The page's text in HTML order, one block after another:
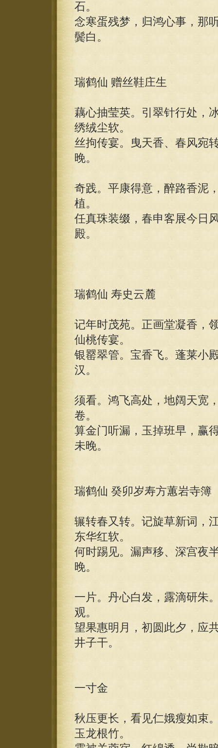
石。
念寒蛋残梦，归鸿心事，那
鬓白。
瑞鹤仙 赠丝鞋庄生
藕心抽莹英。引翠针行处，
绣绒尘软。
丝拘传宴。曳天香、春风宛
晚。
奇践。平康得意，醉路香泥
植。
任真珠装缀，春申客展今日
殿。
瑞鹤仙 寿史云麓
记年时茂苑。正画堂凝香，
仙桃传宴。
银罂翠管。宝香飞。蓬莱小
汉。
须看。鸿飞高处，地阔天宽
卷。
算金门听漏，玉掉班早，赢
未晚。
瑞鹤仙 癸卯岁寿方蕙岩寺簿
辗转春又转。记旋草新词，
东华红软。
何时踢见。漏声移、深宫夜
晚。
一片。丹心白发，露滴研朱
观。
望果惠明月，初圆此夕，应
井子干。
一寸金
秋压更长，看见仁娥瘦如束
玉龙根竹。